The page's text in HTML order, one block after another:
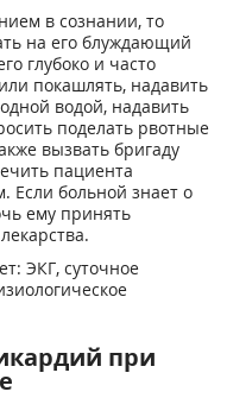
в сознании, то
на его блуждающий
глубоко и часто
покашлять, надавить
водой, надавить
поделать рвотные
вызвать бригаду
пациента
Если больной знает о
ему принять
ЭКГ, суточное
при